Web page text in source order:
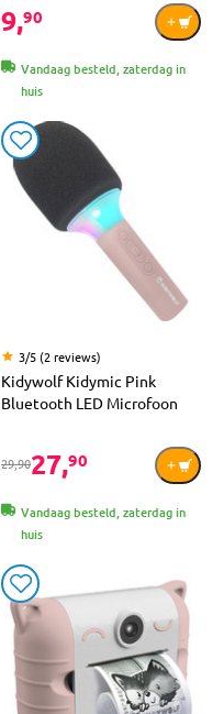
9,90
Vandaag besteld, zaterdag in
huis
3/5 (2 reviews)
Kidywolf Kidymic Pink
Bluetooth LED Microfoon
29,9027,90
Vandaag besteld, zaterdag in
huis